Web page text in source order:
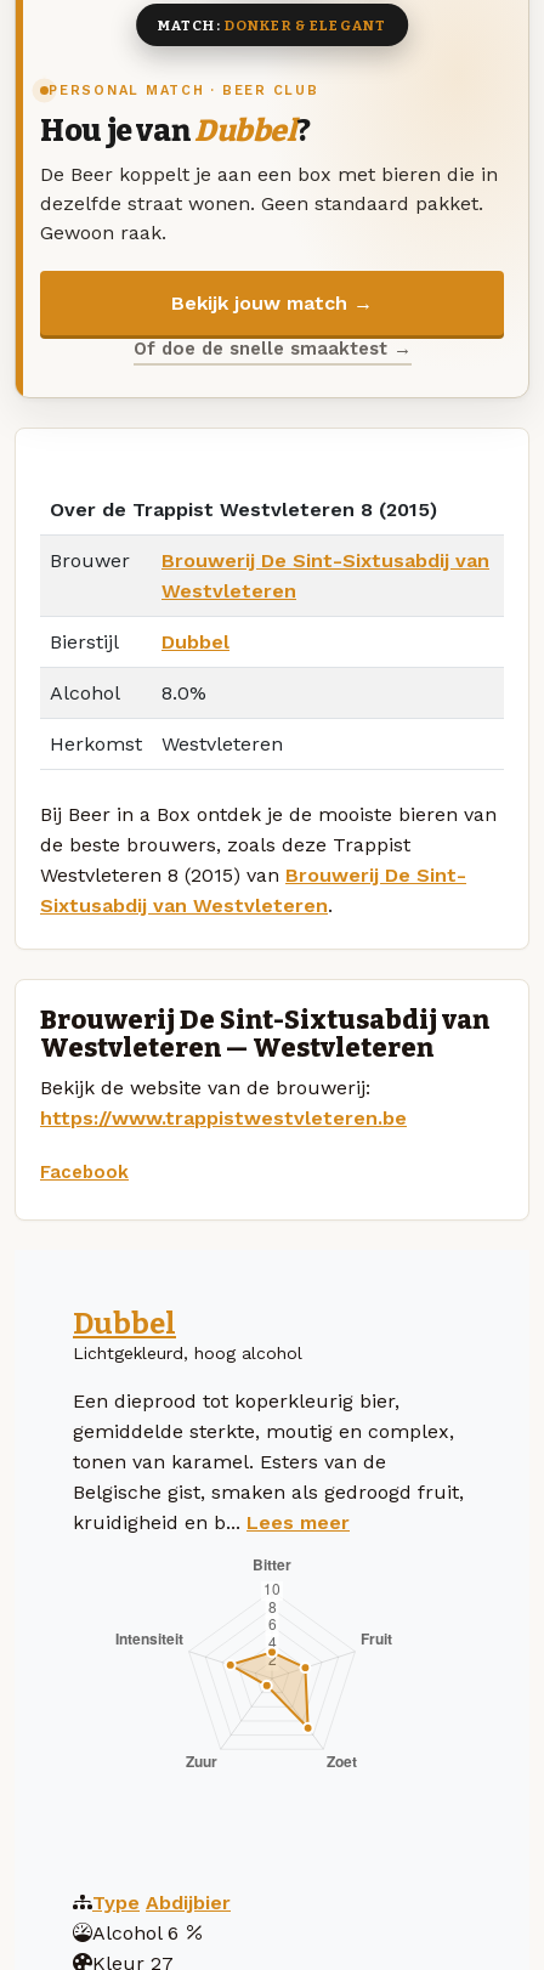
PERSONAL MATCH · BEER CLUB
Hou je vanDubbel?
De Beer koppelt je aan een box met bieren die in
dezelfde straat wonen. Geen standaard pakket.
Gewoon raak.
Bekijk jouw match →
Of doe de snelle smaaktest →
MATCH: DONKER & ELEGANT
Over de Trappist Westvleteren 8 (2015)
Brouwer
Brouwerij De Sint-Sixtusabdij van
Westvleteren
Bierstijl Dubbel
Alcohol 8.0%
Herkomst Westvleteren
Bij Beer in a Box ontdek je de mooiste bieren van
de beste brouwers, zoals deze Trappist
Westvleteren 8 (2015) van Brouwerij De Sint-
Sixtusabdij van Westvleteren.
Brouwerij De Sint-Sixtusabdij van
Westvleteren — Westvleteren
Bekijk de website van de brouwerij:
https://www.trappistwestvleteren.be
Facebook
Dubbel
Lichtgekleurd, hoog alcohol
Een dieprood tot koperkleurig bier,
gemiddelde sterkte, moutig en complex,
tonen van karamel. Esters van de
Belgische gist, smaken als gedroogd fruit,
kruidigheid en b... Lees meer
Type Abdijbier
Alcohol 6
Kleur 27